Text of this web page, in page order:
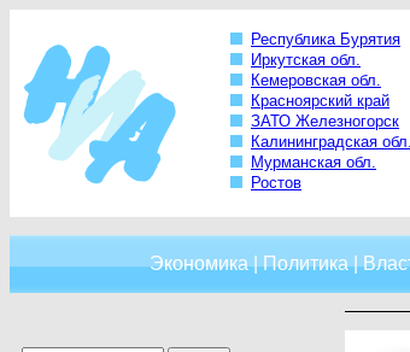
Республика Бурятия
Иркутская обл.
Кемеровская обл.
Красноярский край
ЗАТО Железногорск
Калининградская обл.
Мурманская обл.
Ростов
Экономика|Политика|